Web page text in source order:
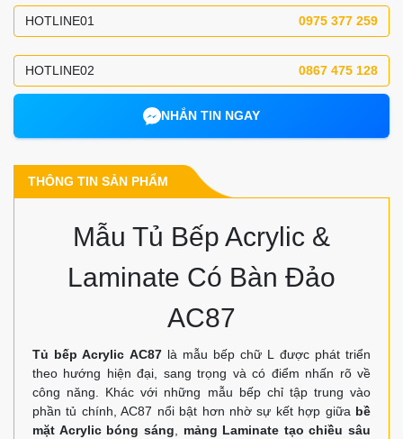
HOTLINE01 0975 377 259
HOTLINE02 0867 475 128
NHẮN TIN NGAY
THÔNG TIN SẢN PHẨM
Mẫu Tủ Bếp Acrylic &
Laminate Có Bàn Đảo
AC87
Tủ bếp Acrylic AC87là mẫu bếp chữ L được phát triển
theo hướng hiện đại, sang trọng và có điểm nhấn rõ về
công năng. Khác với những mẫu bếp chỉ tập trung vào
phần tủ chính, AC87 nổi bật hơn nhờ sự kết hợp giữa bề
mặt Acrylic bóng sáng
mảng Laminate tạo chiều sâu